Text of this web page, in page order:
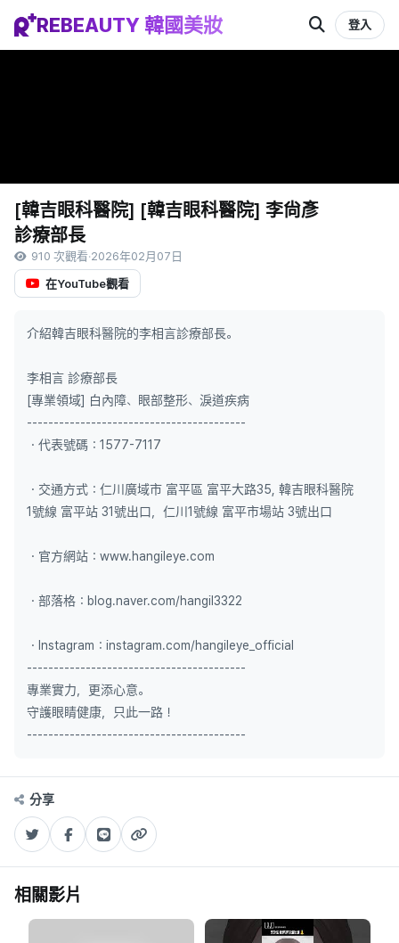
REBEAUTY 韓國美妝 登入
[韓吉眼科醫院] [韓吉眼科醫院] 李尙彥
診療部長
910 次觀看·2026年02月07日
在YouTube觀看
介紹韓吉眼科醫院的李相言診療部長。
李相言 診療部長
[專業領域] 白內障、眼部整形、淚道疾病
-----------------------------------------
・代表號碼：1577-7117
・交通方式：仁川廣域市 富平區 富平大路35, 韓吉眼科醫院
1號線 富平站 31號出口，仁川1號線 富平市場站 3號出口
・官方網站：www.hangileye.com
・部落格：blog.naver.com/hangil3322
・Instagram：instagram.com/hangileye_official
-----------------------------------------
專業實力，更添心意。
守護眼睛健康，只此一路！
-----------------------------------------
分享
相關影片